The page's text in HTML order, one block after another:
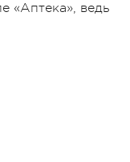
«Аптека», ведь